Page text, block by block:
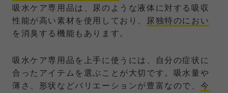
吸水ケア専用品は、尿のような液体に対する吸収
性能が高い素材を使用しており、
尿独特のにおい
を消臭する機能もあります。
吸水ケア専用品を上手に使うには、自分の症状に
合ったアイテムを選ぶことが大切です。吸水量や
薄さ、形状などバリエーションが豊富なので、 今